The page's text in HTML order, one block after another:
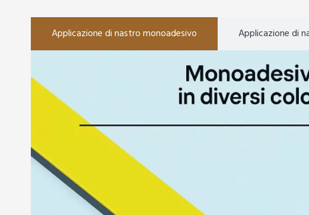
Applicazione di nastro monoadesivo Applicazione di